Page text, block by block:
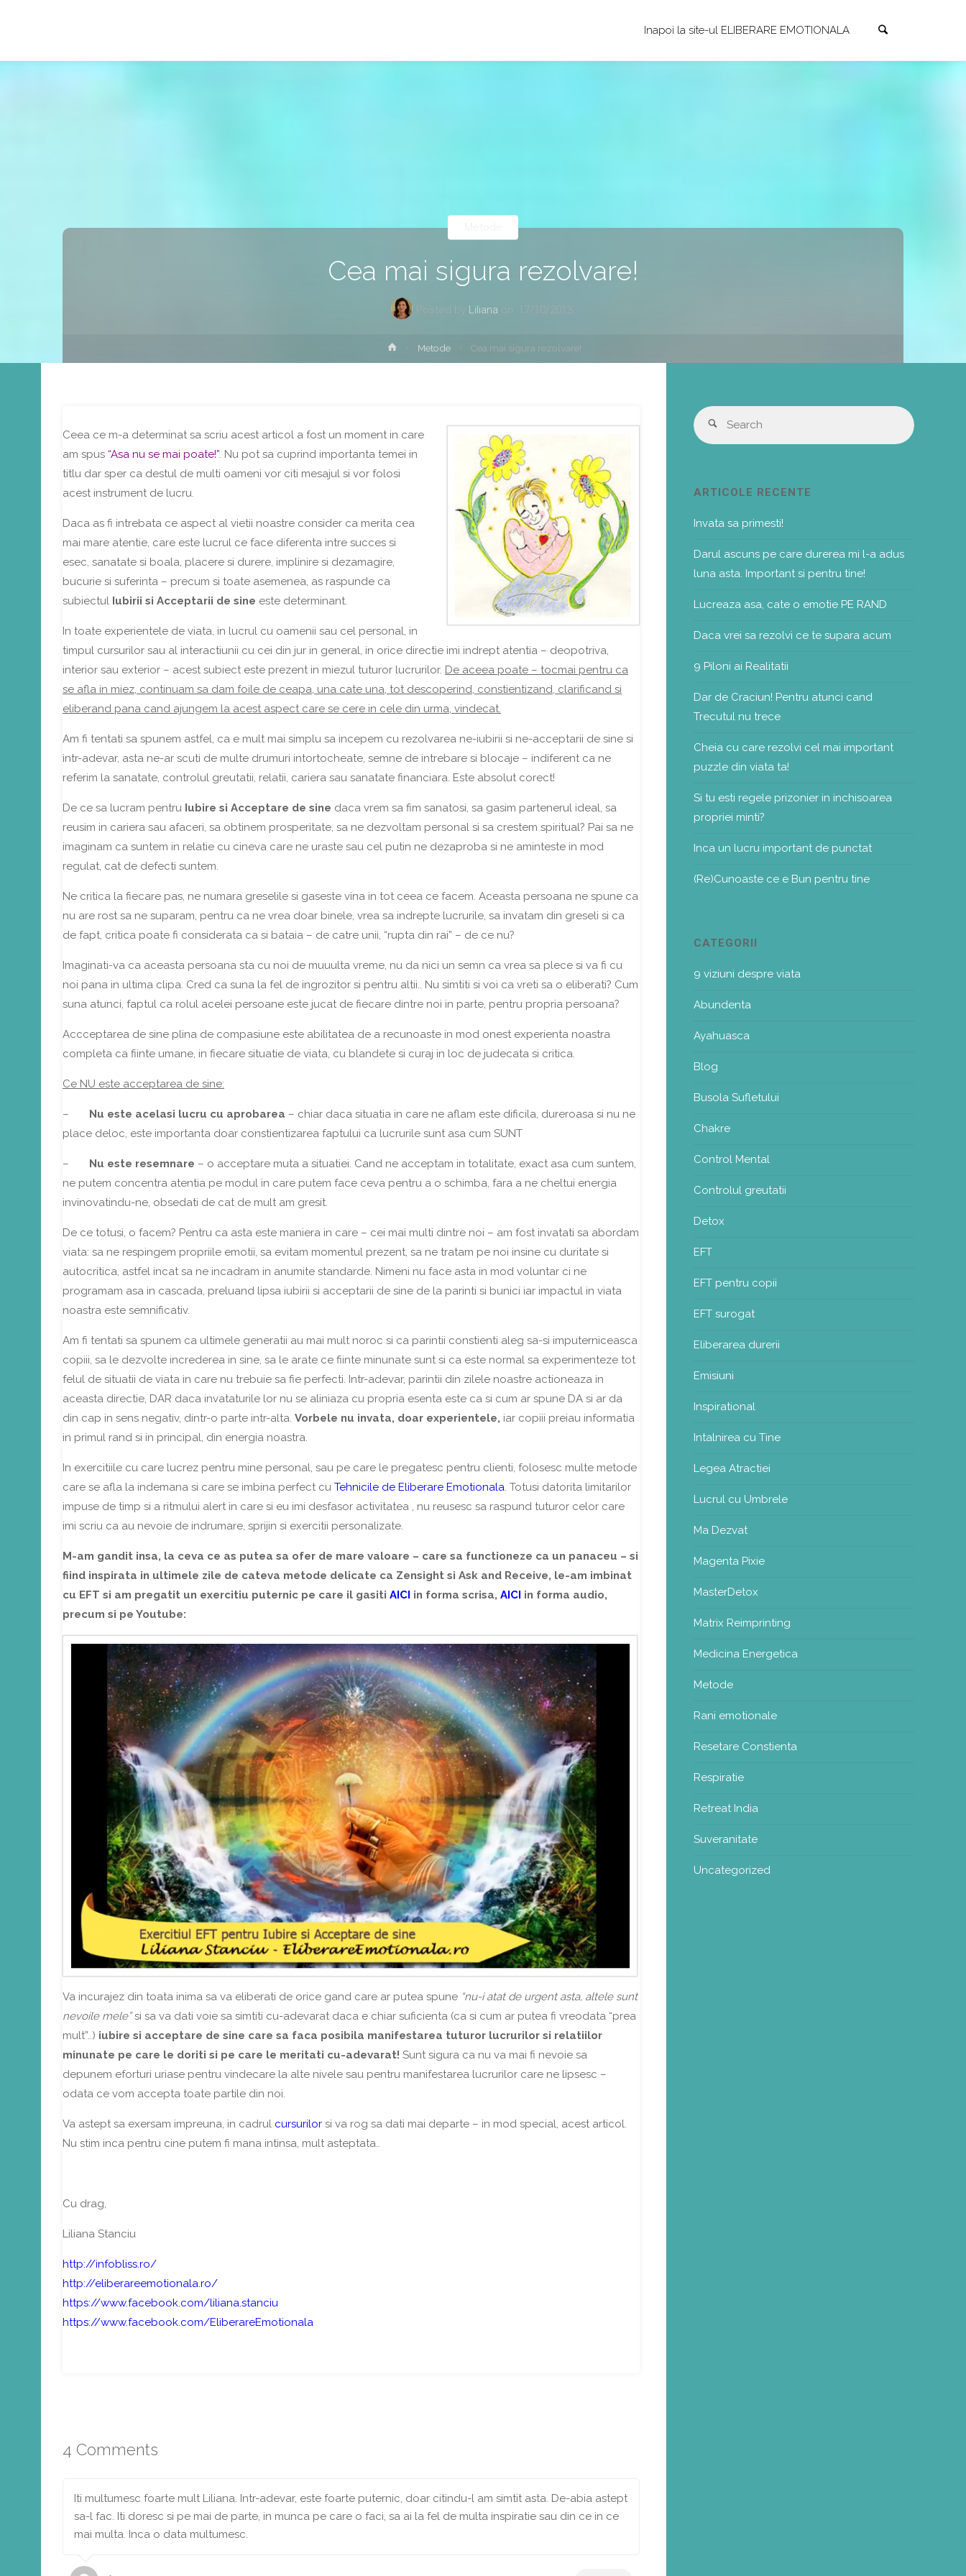
Inapoi la site-ul ELIBERARE EMOTIONALA
Cea mai sigura rezolvare!
Posted by Liliana on 17/10/2013
HomeMetode Cea mai sigura rezolvare!
Ceea ce m-a determinat sa scriu acest articol a fost un moment in care
am spus “Asa nu se mai poate!”. Nu pot sa cuprind importanta temei in
titlu dar sper ca destul de multi oameni vor citi mesajul si vor folosi
acest instrument de lucru.
Daca as fi intrebata ce aspect al vietii noastre consider ca merita cea
mai mare atentie, care este lucrul ce face diferenta intre succes si
esec, sanatate si boala, placere si durere, implinire si dezamagire,
bucurie si suferinta – precum si toate asemenea, as raspunde ca
subiectul Iubirii si Acceptarii de sine este determinant.
In toate experientele de viata, in lucrul cu oamenii sau cel personal, in
timpul cursurilor sau al interactiunii cu cei din jur in general, in orice directie imi indrept atentia – deopotriva,
interior sau exterior – acest subiect este prezent in miezul tuturor lucrurilor. De aceea poate – tocmai pentru ca
se afla in miez, continuam sa dam foile de ceapa, una cate una, tot descoperind, constientizand, clarificand si
eliberand pana cand ajungem la acest aspect care se cere in cele din urma, vindecat.
Am fi tentati sa spunem astfel, ca e mult mai simplu sa incepem cu rezolvarea ne-iubirii si ne-acceptarii de sine si
intr-adevar, asta ne-ar scuti de multe drumuri intortocheate, semne de intrebare si blocaje – indiferent ca ne
referim la sanatate, controlul greutatii, relatii, cariera sau sanatate financiara. Este absolut corect!
De ce sa lucram pentru Iubire si Acceptare de sine daca vrem sa fim sanatosi, sa gasim partenerul ideal, sa
reusim in cariera sau afaceri, sa obtinem prosperitate, sa ne dezvoltam personal si sa crestem spiritual? Pai sa ne
imaginam ca suntem in relatie cu cineva care ne uraste sau cel putin ne dezaproba si ne aminteste in mod
regulat, cat de defecti suntem.
Ne critica la fiecare pas, ne numara greselile si gaseste vina in tot ceea ce facem. Aceasta persoana ne spune ca
nu are rost sa ne suparam, pentru ca ne vrea doar binele, vrea sa indrepte lucrurile, sa invatam din greseli si ca
de fapt, critica poate fi considerata ca si bataia – de catre unii, “rupta din rai” – de ce nu?
Imaginati-va ca aceasta persoana sta cu noi de muuulta vreme, nu da nici un semn ca vrea sa plece si va fi cu
noi pana in ultima clipa. Cred ca suna la fel de ingrozitor si pentru altii.. Nu simtiti si voi ca vreti sa o eliberati? Cum
suna atunci, faptul ca rolul acelei persoane este jucat de fiecare dintre noi in parte, pentru propria persoana?
Accceptarea de sine plina de compasiune este abilitatea de a recunoaste in mod onest experienta noastra
completa ca fiinte umane, in fiecare situatie de viata, cu blandete si curaj in loc de judecata si critica.
Ce NU este acceptarea de sine:
– Nu este acelasi lucru cu aprobarea – chiar daca situatia in care ne aflam este dificila, dureroasa si nu ne
place deloc, este importanta doar constientizarea faptului ca lucrurile sunt asa cum SUNT
– Nu este resemnare – o acceptare muta a situatiei. Cand ne acceptam in totalitate, exact asa cum suntem,
ne putem concentra atentia pe modul in care putem face ceva pentru a o schimba, fara a ne cheltui energia
invinovatindu-ne, obsedati de cat de mult am gresit.
De ce totusi, o facem? Pentru ca asta este maniera in care – cei mai multi dintre noi – am fost invatati sa abordam
viata: sa ne respingem propriile emotii, sa evitam momentul prezent, sa ne tratam pe noi insine cu duritate si
autocritica, astfel incat sa ne incadram in anumite standarde. Nimeni nu face asta in mod voluntar ci ne
programam asa in cascada, preluand lipsa iubirii si acceptarii de sine de la parinti si bunici iar impactul in viata
noastra este semnificativ.
Am fi tentati sa spunem ca ultimele generatii au mai mult noroc si ca parintii constienti aleg sa-si imputerniceasca
copiii, sa le dezvolte increderea in sine, sa le arate ce fiinte minunate sunt si ca este normal sa experimenteze tot
felul de situatii de viata in care nu trebuie sa fie perfecti. Intr-adevar, parintii din zilele noastre actioneaza in
aceasta directie, DAR daca invataturile lor nu se aliniaza cu propria esenta este ca si cum ar spune DA si ar da
din cap in sens negativ, dintr-o parte intr-alta. Vorbele nu invata, doar experientele, iar copiii preiau informatia
in primul rand si in principal, din energia noastra.
In exercitiile cu care lucrez pentru mine personal, sau pe care le pregatesc pentru clienti, folosesc multe metode
care se afla la indemana si care se imbina perfect cu Tehnicile de Eliberare Emotionala. Totusi datorita limitarilor
impuse de timp si a ritmului alert in care si eu imi desfasor activitatea , nu reusesc sa raspund tuturor celor care
imi scriu ca au nevoie de indrumare, sprijin si exercitii personalizate.
M-am gandit insa, la ceva ce as putea sa ofer de mare valoare – care sa functioneze ca un panaceu – si
fiind inspirata in ultimele zile de cateva metode delicate ca Zensight si Ask and Receive, le-am imbinat
cu EFT si am pregatit un exercitiu puternic pe care il gasiti AICI in forma scrisa, AICI in forma audio,
precum si pe Youtube:
Va incurajez din toata inima sa va eliberati de orice gand care ar putea spune “nu-i atat de urgent asta, altele sunt
nevoile mele”si sa va dati voie sa simtiti cu-adevarat daca e chiar suficienta (ca si cum ar putea fi vreodata “prea
mult”..) iubire si acceptare de sine care sa faca posibila manifestarea tuturor lucrurilor si relatiilor
minunate pe care le doriti si pe care le meritati cu-adevarat! Sunt sigura ca nu va mai fi nevoie sa
depunem eforturi uriase pentru vindecare la alte nivele sau pentru manifestarea lucrurilor care ne lipsesc –
odata ce vom accepta toate partile din noi.
Va astept sa exersam impreuna, in cadrul cursurilor si va rog sa dati mai departe – in mod special, acest articol.
Nu stim inca pentru cine putem fi mana intinsa, mult asteptata..
Cu drag,
Liliana Stanciu
http://infobliss.ro/
http://eliberareemotionala.ro/
https://www.facebook.com/liliana.stanciu
https://www.facebook.com/EliberareEmotionala
4 Comments
Iti multumesc foarte mult Liliana. Intr-adevar, este foarte puternic, doar citindu-l am simtit asta. De-abia astept
sa-l fac. Iti doresc si pe mai de parte, in munca pe care o faci, sa ai la fel de multa inspiratie sau din ce in ce
mai multa. Inca o data multumesc.
Search
ARTICOLE RECENTE
Invata sa primesti!
Darul ascuns pe care durerea mi l-a adus
luna asta. Important si pentru tine!
Lucreaza asa, cate o emotie PE RAND
Daca vrei sa rezolvi ce te supara acum
9 Piloni ai Realitatii
Dar de Craciun! Pentru atunci cand
Trecutul nu trece
Cheia cu care rezolvi cel mai important
puzzle din viata ta!
Si tu esti regele prizonier in inchisoarea
propriei minti?
Inca un lucru important de punctat
(Re)Cunoaste ce e Bun pentru tine
CATEGORII
9 viziuni despre viata
Abundenta
Ayahuasca
Blog
Busola Sufletului
Chakre
Control Mental
Controlul greutatii
Detox
EFT
EFT pentru copii
EFT surogat
Eliberarea durerii
Emisiuni
Inspirational
Intalnirea cu Tine
Legea Atractiei
Lucrul cu Umbrele
Ma Dezvat
Magenta Pixie
MasterDetox
Matrix Reimprinting
Medicina Energetica
Metode
Rani emotionale
Resetare Constienta
Respiratie
Retreat India
Suveranitate
Uncategorized